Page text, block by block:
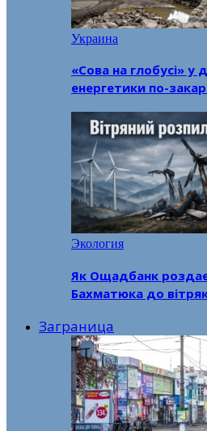
Украина
«Сова на глобусі» у
енергетики по-
Экология
Як Ощадбанк роздає
Бахматюка до
Заграница